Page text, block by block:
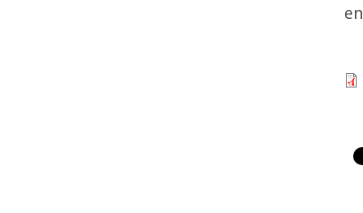
en